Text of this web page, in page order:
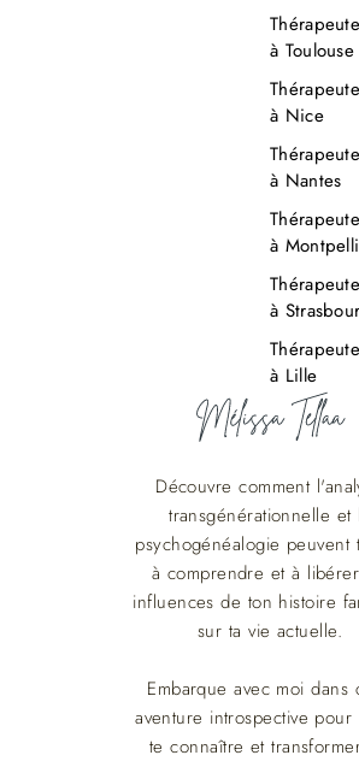
Découvre comment
transgénérationnelle et
psychogénéalogie peuvent
à comprendre et à
influences de ton histoire
sur ta vie actuelle.
Embarque avec moi dans
aventure introspective pour
te connaître et
à Toulouse
à Nice
à Nantes
à
à
à Lille